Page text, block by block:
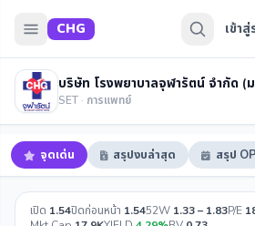
CHG เข้า
บริษัท โรงพยาบาลจุฬารัตน์ จำกัด (
SET · การแพทย์
จุดเด่น สรุปงบล่าสุด สรุป
เปิด 1.54ปิดก่อนหน้า 1.5452W 1.33 – 1.83P/E